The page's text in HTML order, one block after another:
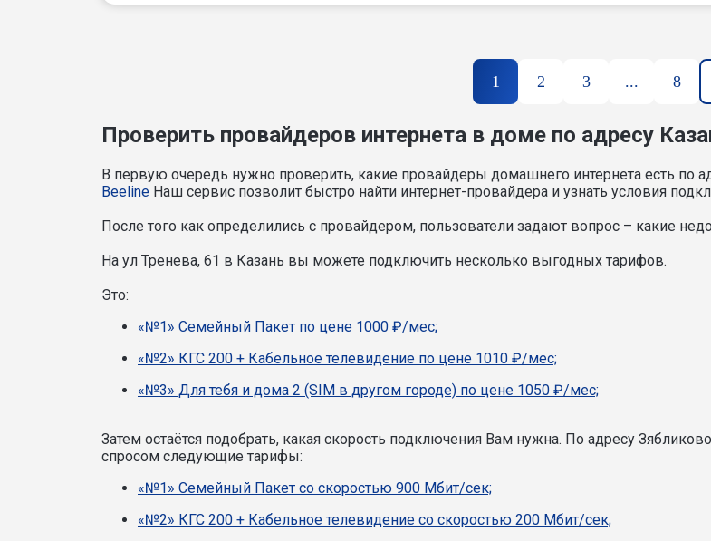
1 2 3 ... 8
Проверить провайдеров интернета в доме по адресу
В первую очередь нужно проверить, какие провайдеры домашнего интернета есть по
Beeline Наш сервис позволит быстро найти интернет-провайдера и узнать условия
После того как определились с провайдером, пользователи задают вопрос – какие
На ул Тренева, 61 в Казань вы можете подключить несколько выгодных тарифов.
Это:
«№1» Семейный Пакет по цене 1000 ₽/мес;
«№2» КГС 200 + Кабельное телевидение по цене 1010 ₽/мес;
«№3» Для тебя и дома 2 (SIM в другом городе) по цене 1050 ₽/мес;
Затем остаётся подобрать, какая скорость подключения Вам нужна. По адресу
спросом следующие тарифы:
«№1» Семейный Пакет со скоростью 900 Мбит/сек;
«№2» КГС 200 + Кабельное телевидение со скоростью 200 Мбит/сек;